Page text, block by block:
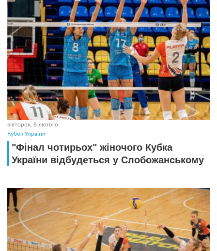
вівторок, 8 лютого
Кубок України
"Фінал чотирьох" жіночого Кубка
України відбудеться у Слобожанському